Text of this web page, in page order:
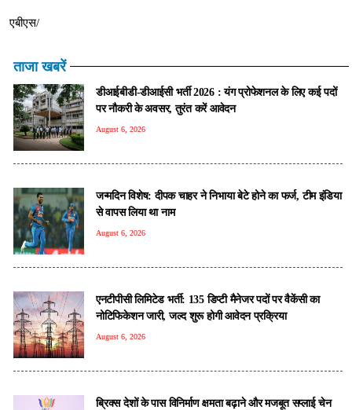
एबीएस/
ताजा खबरें
डीआईबीडी-डीआईसी भर्ती 2026 : यंग प्रोफेशनल के लिए कई पदों
पर नौकरी के अवसर, तुरंत करें आवेदन
August 6, 2026
जन्मदिन विशेष: दीपक चाहर ने निभाया बेटे होने का फर्ज, टीम इंडिया
से वापस लिया था नाम
August 6, 2026
एनटीपीसी लिमिटेड भर्ती: 135 डिप्टी मैनेजर पदों पर वैकेंसी का
नोटिफिकेशन जारी, जल्द शुरू होगी आवेदन प्रक्रिया
August 6, 2026
ब्रिक्स देशों के पास विनिर्माण क्षमता बढ़ाने और मजबूत सप्लाई चेन